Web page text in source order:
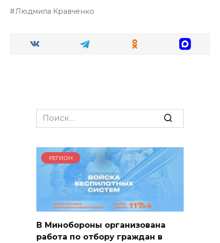
Людмила Кравченко
Search
for:
РЕГИОН
В Минобороны организована
работа по отбору граждан в